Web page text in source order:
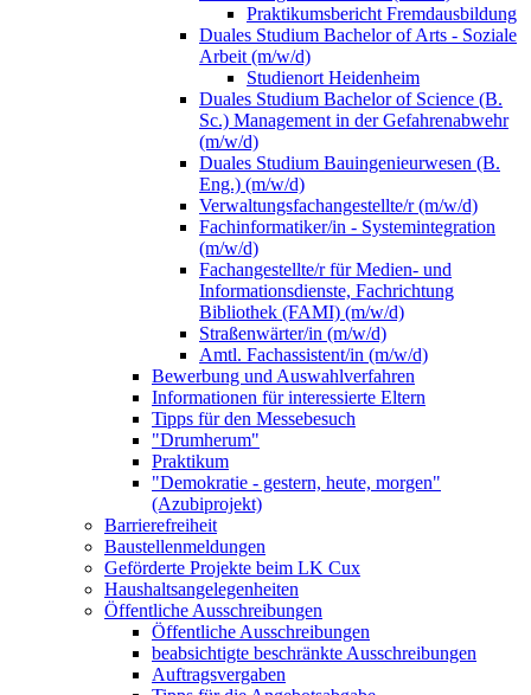
Praktikumsbericht Fremdausbildung
Duales Studium Bachelor of Arts - Soziale
Arbeit (m/w/d)
Studienort Heidenheim
Duales Studium Bachelor of Science (B.
Sc.) Management in der Gefahrenabwehr
(m/w/d)
Duales Studium Bauingenieurwesen (B.
Eng.) (m/w/d)
Verwaltungsfachangestellte/r (m/w/d)
Fachinformatiker/in - Systemintegration
(m/w/d)
Fachangestellte/r für Medien- und
Informationsdienste, Fachrichtung
Bibliothek (FAMI) (m/w/d)
Straßenwärter/in (m/w/d)
Amtl. Fachassistent/in (m/w/d)
Bewerbung und Auswahlverfahren
Informationen für interessierte Eltern
Tipps für den Messebesuch
"Drumherum"
Praktikum
"Demokratie - gestern, heute, morgen"
(Azubiprojekt)
Barrierefreiheit
Baustellenmeldungen
Geförderte Projekte beim LK Cux
Haushaltsangelegenheiten
Öffentliche Ausschreibungen
Öffentliche Ausschreibungen
beabsichtigte beschränkte Ausschreibungen
Auftragsvergaben